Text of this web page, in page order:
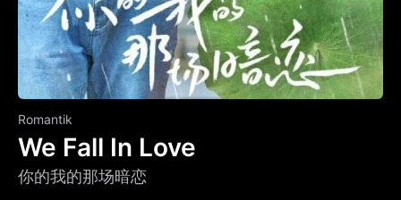
Romantik
We Fall In Love
你的我的那场暗恋